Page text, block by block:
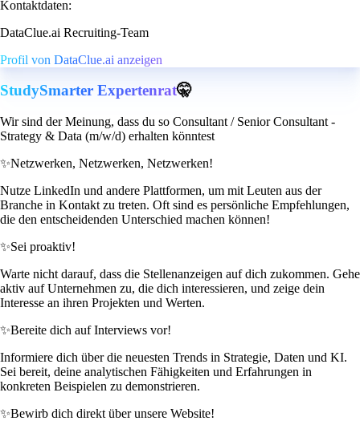
Kontaktdaten:
DataClue.ai Recruiting-Team
Profil von DataClue.ai anzeigen
StudySmarter Expertenrat🤫
Wir sind der Meinung, dass du so Consultant / Senior Consultant -
Strategy & Data (m/w/d) erhalten könntest
✨Netzwerken, Netzwerken, Netzwerken!
Nutze LinkedIn und andere Plattformen, um mit Leuten aus der
Branche in Kontakt zu treten. Oft sind es persönliche Empfehlungen,
die den entscheidenden Unterschied machen können!
✨Sei proaktiv!
Warte nicht darauf, dass die Stellenanzeigen auf dich zukommen. Gehe
aktiv auf Unternehmen zu, die dich interessieren, und zeige dein
Interesse an ihren Projekten und Werten.
✨Bereite dich auf Interviews vor!
Informiere dich über die neuesten Trends in Strategie, Daten und KI.
Sei bereit, deine analytischen Fähigkeiten und Erfahrungen in
konkreten Beispielen zu demonstrieren.
✨Bewirb dich direkt über unsere Website!